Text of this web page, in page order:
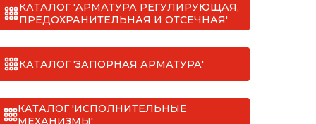
Сертификаты
ДС № 010 на клапан отсечной
односедельный с МИМ [ТУ 3742-013-
22294686-2012].pdf
СС № 032 на клапан отсечной
односедельный с МИМ [ТУ 3742-013-
*
I. МАН (до 20 тонн)
II. Мерседес (до 20 тонн)
III. Хёндай (до 6,5 тонн)
КАТАЛОГ 'АРМАТУРА РЕГУЛИРУЮЩАЯ,
ПРЕДОХРАНИТЕЛЬНАЯ И ОТСЕЧНАЯ'
КАТАЛОГ 'ЗАПОРНАЯ АРМАТУРА'
КАТАЛОГ 'ИСПОЛНИТЕЛЬНЫЕ
МЕХАНИЗМЫ'